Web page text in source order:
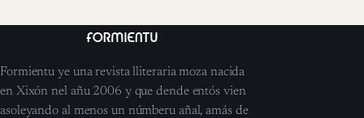
Formientu ye una revista lliteraria moza nacida
en Xixón nel añu 2006 y que dende entós vien
asoleyando al menos un númberu añal, amás de